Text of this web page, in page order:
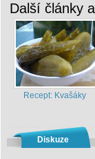
Další články
Recept: Kvašáky
Diskuze